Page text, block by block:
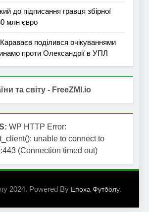
до підписання гравця збірної
млн євро
поділився очікуваннями
проти Олександрії в УПЛ
та світу - FreeZMI.io
WP HTTP Error:
unable to connect to
(Connection timed out)
2024. Powered By Епоха Футболу.